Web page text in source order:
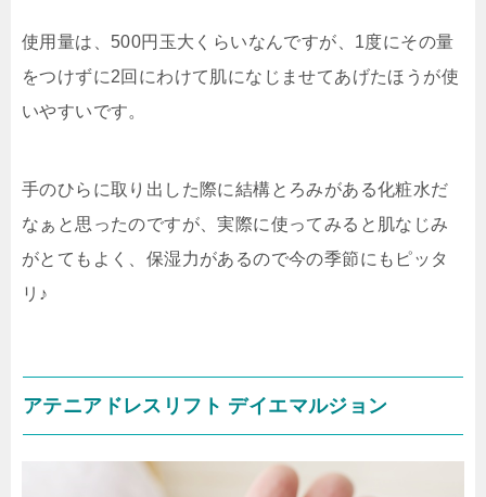
使用量は、500円玉大くらいなんですが、1度にその量
をつけずに2回にわけて肌になじませてあげたほうが使
いやすいです。
手のひらに取り出した際に結構とろみがある化粧水だ
なぁと思ったのですが、実際に使ってみると肌なじみ
がとてもよく、保湿力があるので今の季節にもピッタ
リ♪
アテニアドレスリフト デイエマルジョン